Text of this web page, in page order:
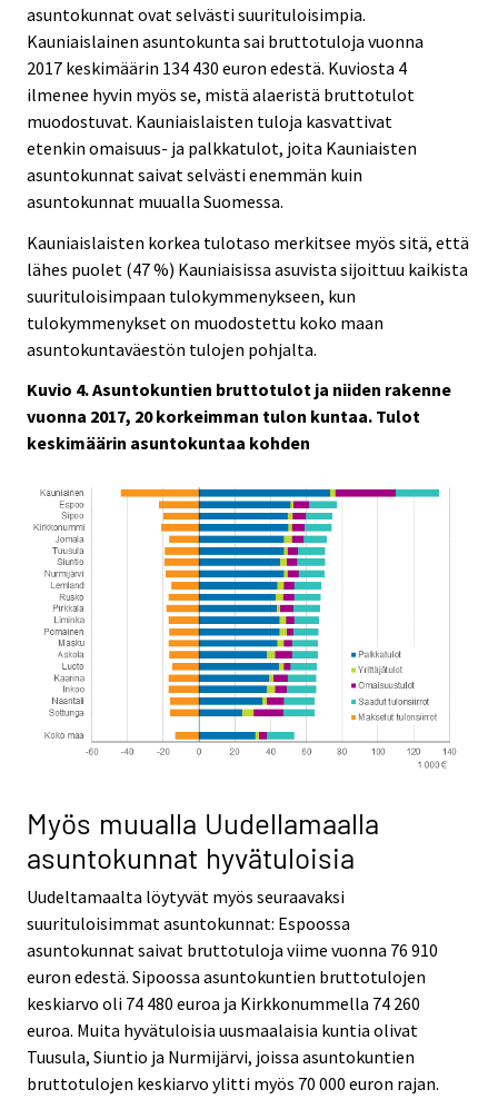
asuntokunnat ovat selvästi suurituloisimpia.
Kauniaislainen asuntokunta sai bruttotuloja vuonna
2017 keskimäärin 134 430 euron edestä. Kuviosta 4
ilmenee hyvin myös se, mistä alaeristä bruttotulot
muodostuvat. Kauniaislaisten tuloja kasvattivat
etenkin omaisuus- ja palkkatulot, joita Kauniaisten
asuntokunnat saivat selvästi enemmän kuin
asuntokunnat muualla Suomessa.
Kauniaislaisten korkea tulotaso merkitsee myös sitä, että
lähes puolet (47 %) Kauniaisissa asuvista sijoittuu kaikista
suurituloisimpaan tulokymmenykseen, kun
tulokymmenykset on muodostettu koko maan
asuntokuntaväestön tulojen pohjalta.
Kuvio 4. Asuntokuntien bruttotulot ja niiden rakenne
vuonna 2017, 20 korkeimman tulon kuntaa. Tulot
keskimäärin asuntokuntaa kohden
Myös muualla Uudellamaalla
asuntokunnat hyvätuloisia
Uudeltamaalta löytyvät myös seuraavaksi
suurituloisimmat asuntokunnat: Espoossa
asuntokunnat saivat bruttotuloja viime vuonna 76 910
euron edestä. Sipoossa asuntokuntien bruttotulojen
keskiarvo oli 74 480 euroa ja Kirkkonummella 74 260
euroa. Muita hyvätuloisia uusmaalaisia kuntia olivat
Tuusula, Siuntio ja Nurmijärvi, joissa asuntokuntien
bruttotulojen keskiarvo ylitti myös 70 000 euron rajan.